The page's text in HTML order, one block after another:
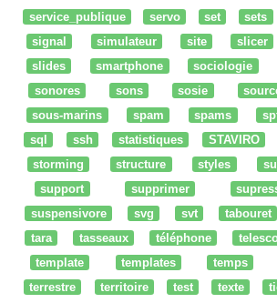
service_publique
servo set sets
signal
simulateur site slicer
slides
smartphone sociologie
sonores
sons sosie
sous-marins
spam spams
sql
ssh statistiques STAVIRO
storming
structure styles
support
supprimer
suspensivore
svg svt tabouret
tara
tasseaux téléphone
template
templates temps
terrestre
territoire test texte